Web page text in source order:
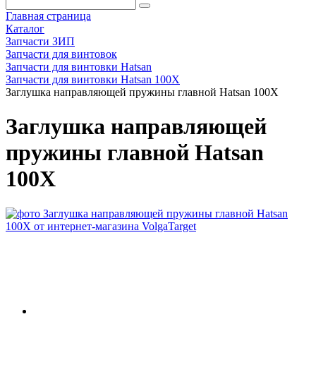
Главная страница
Каталог
Запчасти ЗИП
Запчасти для винтовок
Запчасти для винтовки Hatsan
Запчасти для винтовки Hatsan 100X
Заглушка направляющей пружины главной Hatsan 100X
Заглушка направляющей
пружины главной Hatsan
100X